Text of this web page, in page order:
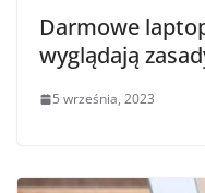
Darmowe
wyglądają
5 września, 2023